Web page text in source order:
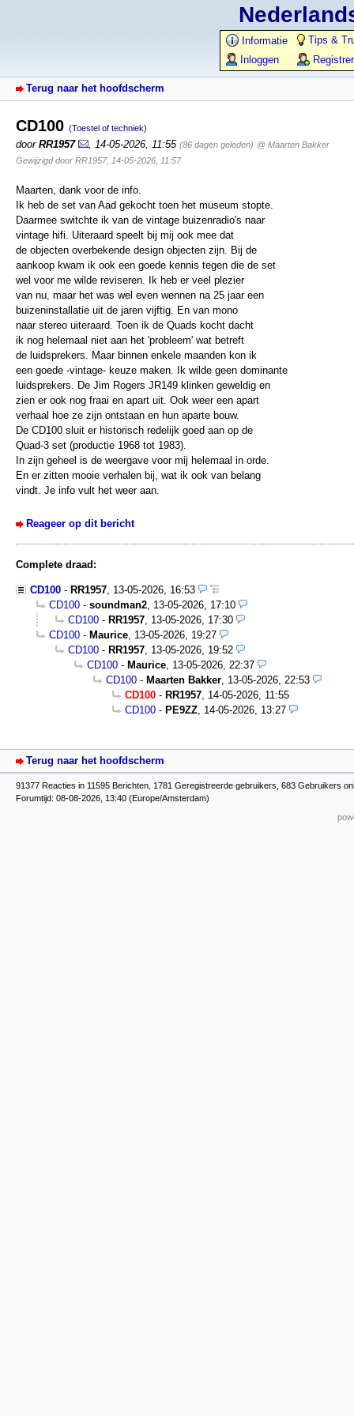
Informatie
Tips &
Inloggen
Terug naar het hoofdscherm
CD100 (Toestel of techniek)
door RR1957 14-05-2026, 11:55 (86 dagen geleden) @ Maarten Bakker
Gewijzigd door RR1957, 14-05-2026, 11:57
Maarten, dank voor de info.
Ik heb de set van Aad gekocht toen het museum stopte.
Daarmee switchte ik van de vintage buizenradio's naar
vintage hifi. Uiteraard speelt bij mij ook mee dat
de objecten overbekende design objecten zijn. Bij de
aankoop kwam ik ook een goede kennis tegen die de set
wel voor me wilde reviseren. Ik heb er veel plezier
van nu, maar het was wel even wennen na 25 jaar een
buizeninstallatie uit de jaren vijftig. En van mono
naar stereo uiteraard. Toen ik de Quads kocht dacht
ik nog helemaal niet aan het 'probleem' wat betreft
de luidsprekers. Maar binnen enkele maanden kon ik
een goede -vintage- keuze maken. Ik wilde geen dominante
luidsprekers. De Jim Rogers JR149 klinken geweldig en
zien er ook nog fraai en apart uit. Ook weer een apart
verhaal hoe ze zijn ontstaan en hun aparte bouw.
De CD100 sluit er historisch redelijk goed aan op de
Quad-3 set (productie 1968 tot 1983).
In zijn geheel is de weergave voor mij helemaal in orde.
En er zitten mooie verhalen bij, wat ik ook van belang
vindt. Je info vult het weer aan.
Reageer op dit bericht
Complete draad:
CD100 - RR1957 13-05-2026, 16:53
CD100 - soundman2 13-05-2026, 17:10
CD100 - RR1957 13-05-2026, 17:30
CD100 - Maurice 13-05-2026, 19:27
CD100 - RR1957 13-05-2026, 19:52
CD100 - Maurice 13-05-2026, 22:37
CD100 - Maarten Bakker 13-05-2026, 22:53
CD100 - RR1957 14-05-2026, 11:55
CD100 - PE9ZZ 14-05-2026, 13:27
Terug naar het hoofdscherm
91377 Reacties in 11595 Berichten, 1781 Geregistreerde gebruikers, 683 Gebruikers
Forumtijd: 08-08-2026, 13:40 (Europe/Amsterdam)